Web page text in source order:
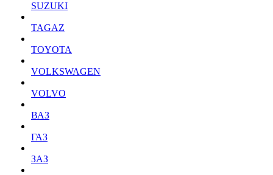
SUZUKI
TAGAZ
TOYOTA
VOLKSWAGEN
VOLVO
ВАЗ
ГАЗ
ЗАЗ